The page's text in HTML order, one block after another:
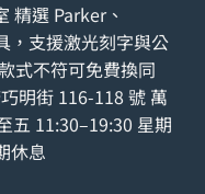
精選 Parker、
，支援激光刻字與公
式不符可免費換同
明街 116-118 號 萬
五 11:30–19:30 星期
休息